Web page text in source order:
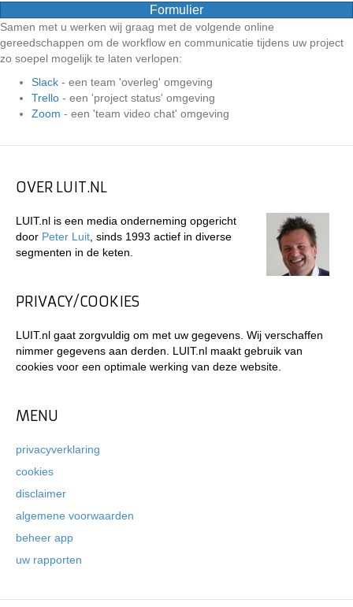
Formulier
Samen met u werken wij graag met de volgende online
gereedschappen om de workflow en communicatie tijdens uw project
zo soepel mogelijk te laten verlopen:
Slack - een team 'overleg' omgeving
Trello - een 'project status' omgeving
Zoom - een 'team video chat' omgeving
OVER LUIT.NL
LUIT.nl is een media onderneming opgericht
door Peter Luit , sinds 1993 actief in diverse
segmenten in de keten.
PRIVACY/COOKIES
LUIT.nl gaat zorgvuldig om met uw gegevens. Wij verschaffen
nimmer gegevens aan derden. LUIT.nl maakt gebruik van
cookies voor een optimale werking van deze website.
MENU
privacyverklaring
cookies
disclaimer
algemene voorwaarden
beheer app
uw rapporten